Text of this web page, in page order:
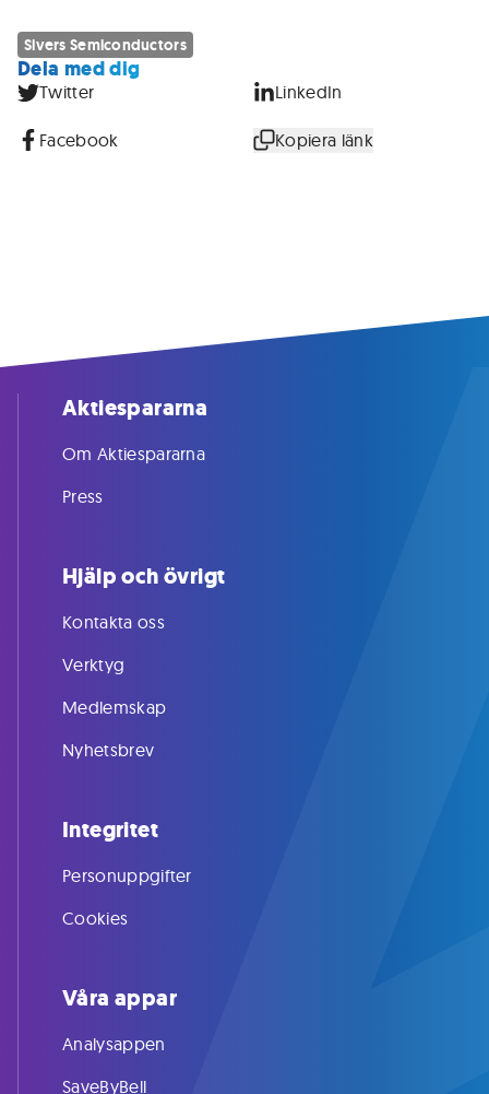
Sivers Semiconductors
Dela med dig
Twitter LinkedIn
Facebook Kopiera länk
Aktiespararna
Om Aktiespararna
Press
Hjälp och övrigt
Kontakta oss
Verktyg
Medlemskap
Nyhetsbrev
Integritet
Personuppgifter
Cookies
Våra appar
Analysappen
SaveByBell